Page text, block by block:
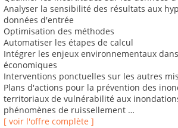
Analyser la sensibilité des résultats aux
données d'entrée
Optimisation des méthodes
Automatiser les étapes de calcul
Intégrer les enjeux environnementaux
économiques
Interventions ponctuelles sur les autres
Plans d'actions pour la prévention des
territoriaux de vulnérabilité aux
phénomènes de ruissellement …
[ voir l'offre complète ]